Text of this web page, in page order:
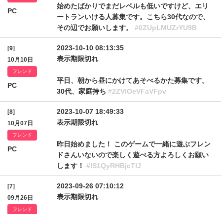
PC
始めたばかりでまだレベルも低いですけど、エリ
ートランいける人募集です。こちら30代なので、
その辺でお願いします。 #0ZUpLMUZrYU9B
[9]
10月10日
フレンド
PC
2023-10-10 08:13:35
表示期限切れ
平日、朝から昼にかけてあそべるかた募集です。
30代、家庭持ち #2ZVlOeVFaVFpv
[8]
10月07日
フレンド
PC
2023-10-07 18:49:33
表示期限切れ
昨日始めました！ このゲームで一緒に遊ぶフレン
ドさんいないので楽しく遊べる方よろしくお願い
します！ #lS1QyRHBjcTlJ
[7]
09月26日
フレンド
2023-09-26 07:10:12
表示期限切れ